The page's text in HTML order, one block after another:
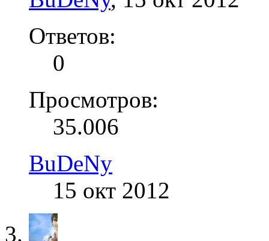
Ответов:
0
Просмотров:
35.006
BuDeNy
15 окт 2012